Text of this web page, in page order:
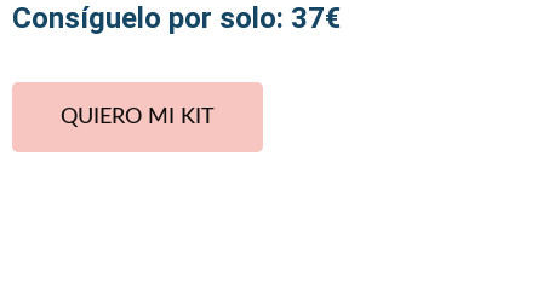
Consíguelo por solo: 37€
QUIERO MI KIT